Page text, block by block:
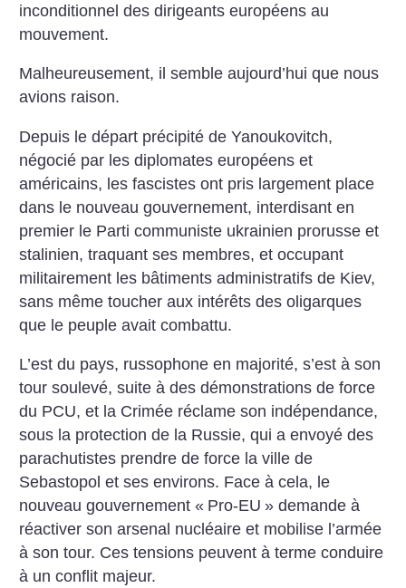
inconditionnel des dirigeants européens au
mouvement.
Malheureusement, il semble aujourd’hui que nous
avions raison.
Depuis le départ précipité de Yanoukovitch,
négocié par les diplomates européens et
américains, les fascistes ont pris largement place
dans le nouveau gouvernement, interdisant en
premier le Parti communiste ukrainien prorusse et
stalinien, traquant ses membres, et occupant
militairement les bâtiments administratifs de Kiev,
sans même toucher aux intérêts des oligarques
que le peuple avait combattu.
L’est du pays, russophone en majorité, s’est à son
tour soulevé, suite à des démonstrations de force
du PCU, et la Crimée réclame son indépendance,
sous la protection de la Russie, qui a envoyé des
parachutistes prendre de force la ville de
Sebastopol et ses environs. Face à cela, le
nouveau gouvernement « Pro-EU » demande à
réactiver son arsenal nucléaire et mobilise l’armée
à son tour. Ces tensions peuvent à terme conduire
à un conflit majeur.